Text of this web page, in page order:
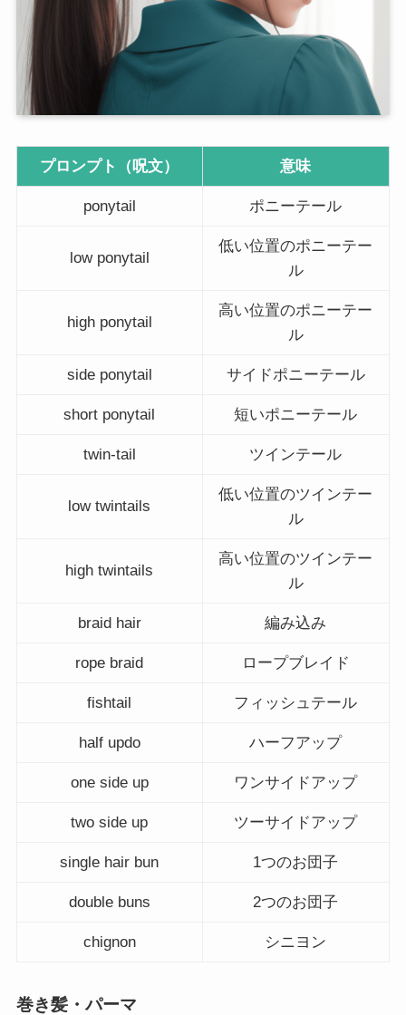
プロンプト（呪文） 意味
ponytail ポニーテール
low ponytail
低い位置のポニーテー
ル
high ponytail
高い位置のポニーテー
ル
side ponytail サイドポニーテール
short ponytail 短いポニーテール
twin-tail ツインテール
low twintails
低い位置のツインテー
ル
high twintails
高い位置のツインテー
ル
braid hair 編み込み
rope braid ロープブレイド
fishtail フィッシュテール
half updo ハーフアップ
one side up ワンサイドアップ
two side up ツーサイドアップ
single hair bun 1つのお団子
double buns 2つのお団子
chignon シニヨン
巻き髪・パーマ